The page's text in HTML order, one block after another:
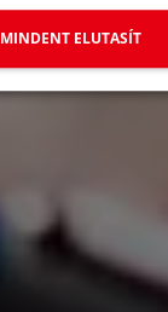
MINDENT ELUTASÍT